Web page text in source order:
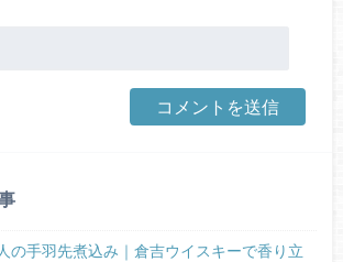
の手羽先煮込み｜倉吉ウイスキーで香り立